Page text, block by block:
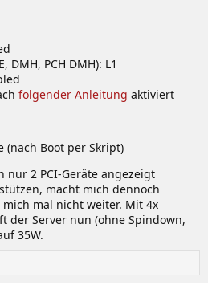
DMH, PCH DMH): L1
folgender Anleitung aktiviert
(nach Boot per Skript)
nur 2 PCI-Geräte angezeigt
macht mich dennoch
mal nicht weiter. Mit 4x
der Server nun (ohne Spindown,
35W.